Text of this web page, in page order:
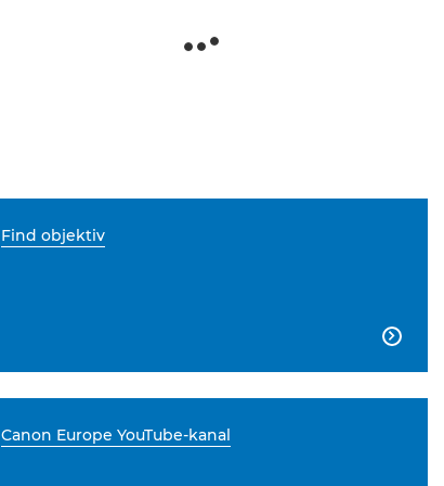
Find objektiv

Canon Europe YouTube-kanal